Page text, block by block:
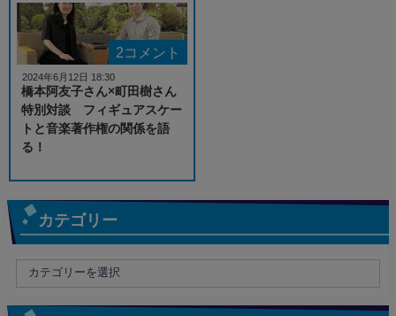
2コメント
橋本阿友子さん×町田樹さん
特別対談 フィギュアスケー
トと音楽著作権の関係を語
る！
2024年6月12日 18:30
カテゴリー